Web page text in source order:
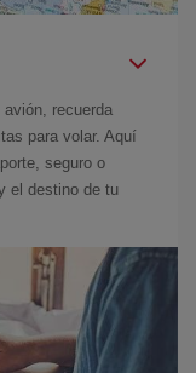
recuerda
para volar. Aquí
seguro o
el destino de tu